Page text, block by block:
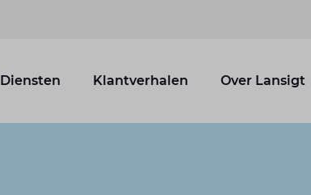
Diensten Klantverhalen Over Lansigt